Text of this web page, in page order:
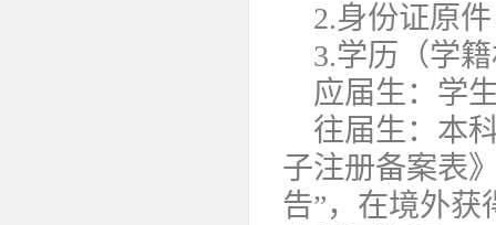
2.身份证原
3.学历（学
应届生：学
往届生：本
子注册备案表
告”，在境外